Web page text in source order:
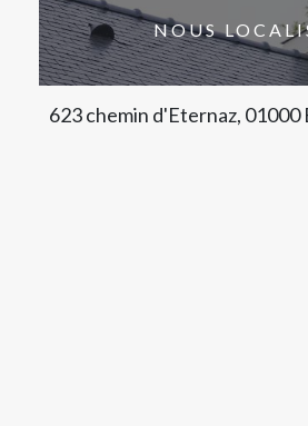
NOUS
623 chemin d'Eternaz, 01000